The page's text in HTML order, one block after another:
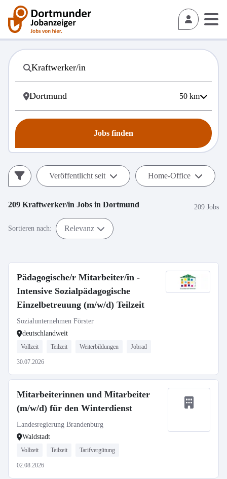
50 km
Jobs finden
Veröffentlicht seit Home-Office
209 Kraftwerker/in Jobs in Dortmund 209 Jobs
Sortieren nach: Relevanz
Pädagogische/r Mitarbeiter/in -
Intensive Sozialpädagogische
Einzelbetreuung (m/w/d) Teilzeit
Sozialunternehmen Förster
deutschlandweit
Vollzeit Teilzeit Weiterbildungen Jobrad
30.07.2026
Mitarbeiterinnen und Mitarbeiter
(m/w/d) für den Winterdienst
Landesregierung Brandenburg
Waldstadt
Vollzeit Teilzeit Tarifvergütung
02.08.2026